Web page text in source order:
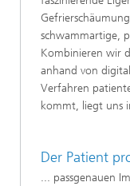
schwammartige,
Kombinieren wir
anhand von
Verfahren
kommt, liegt uns
Der Patient
... passgenauen